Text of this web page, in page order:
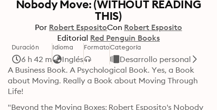
Nobody Move: (WITHOUT READING
THIS)
Por Robert EspositoCon Robert Esposito
Editorial Red Penguin Books
Duración
6 h 42 m
Idioma
Inglés
FormatoCategoría
Desarrollo personal
A Business Book. A Psychological Book. Yes, a Book
about Moving. Really a Book about Moving Through
Life!
"Beyond the Moving Boxes: Robert Esposito's Nobody